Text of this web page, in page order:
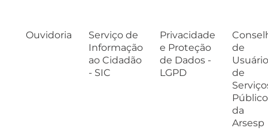
Ouvidoria
Serviço de
Informação
ao Cidadão
- SIC
Privacidade
e Proteção
de Dados -
LGPD
de
de
da
Arsesp